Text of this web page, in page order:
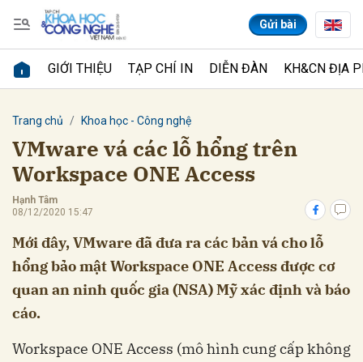
Gửi bài
GIỚI THIỆU TẠP CHÍ IN DIỄN ĐÀN KH&CN ĐỊA
Trang chủ Khoa học - Công nghệ
VMware vá các lỗ hổng trên
Workspace ONE Access
Hạnh Tâm
08/12/2020 15:47
Mới đây, VMware đã đưa ra các bản vá cho lỗ
hổng bảo mật Workspace ONE Access được cơ
quan an ninh quốc gia (NSA) Mỹ xác định và báo
cáo.
Workspace ONE Access (mô hình cung cấp không
Gửi bình luận
Hủy Gửi